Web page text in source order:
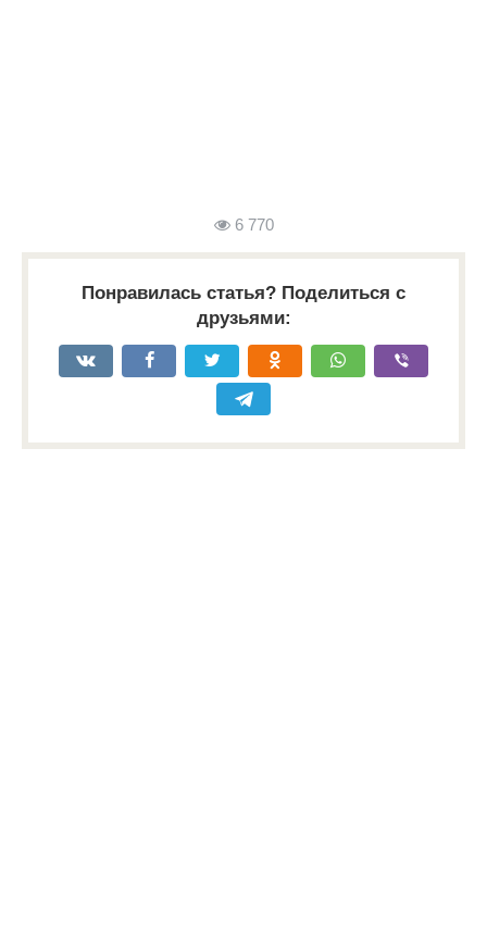
6 770
Понравилась статья? Поделиться с
друзьями: